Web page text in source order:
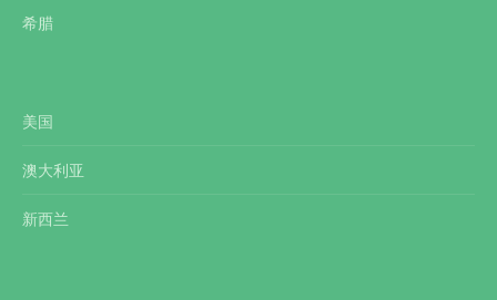
希腊
美国
澳大利亚
新西兰